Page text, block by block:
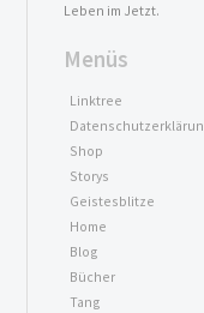
Leben im Jetzt.
Menüs
Linktree
Shop
Storys
Geistesblitze
Home
Blog
Bücher
Tang